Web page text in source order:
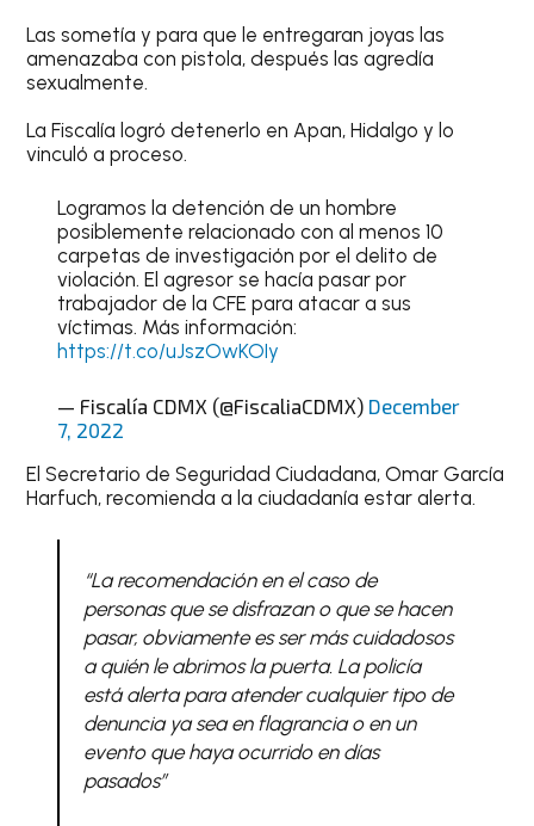
Las sometía y para que le entregaran joyas las
amenazaba con pistola, después las agredía
sexualmente.
La Fiscalía logró detenerlo en Apan, Hidalgo y lo
vinculó a proceso.
Logramos la detención de un hombre
posiblemente relacionado con al menos 10
carpetas de investigación por el delito de
violación. El agresor se hacía pasar por
trabajador de la CFE para atacar a sus
víctimas. Más información:
https://t.co/uJszOwKOIy
— Fiscalía CDMX (@FiscaliaCDMX) December
7, 2022
El Secretario de Seguridad Ciudadana, Omar García
Harfuch, recomienda a la ciudadanía estar alerta.
“La recomendación en el caso de
personas que se disfrazan o que se hacen
pasar, obviamente es ser más cuidadosos
a quién le abrimos la puerta. La policía
está alerta para atender cualquier tipo de
denuncia ya sea en flagrancia o en un
evento que haya ocurrido en días
pasados”